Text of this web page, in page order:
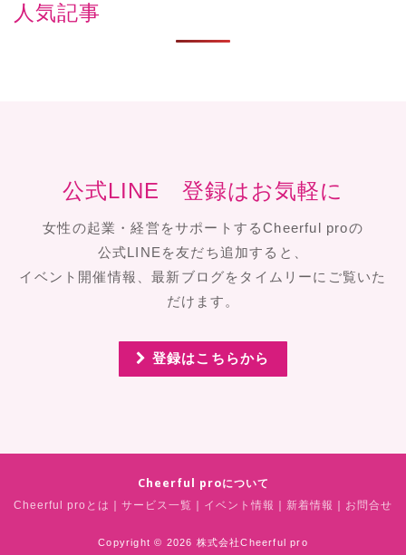
人気記事
公式LINE 登録はお気軽に
女性の起業・経営をサポートするCheerful proの
公式LINEを友だち追加すると、
イベント開催情報、最新ブログをタイムリーにご覧いた
だけます。
登録はこちらから
Cheerful proについて
Cheerful proとは ｜ サービス一覧 ｜ イベント情報 ｜ 新着情報 ｜ お問合せ
Copyright © 2026 株式会社Cheerful pro